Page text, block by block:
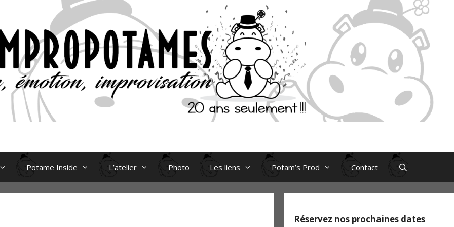
Potame Inside L’atelier Photo Les liens Potam’s Prod Contact
Réservez nos prochaines dates